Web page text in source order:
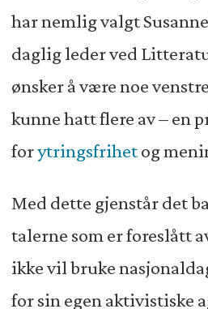
har nemlig valgt
daglig leder ved
ønsker å være noe
kunne hatt flere av – en
forytringsfrihetog
Med dette gjenstår det
talerne som er foreslått
ikke vil bruke
for sin egen aktivistiske